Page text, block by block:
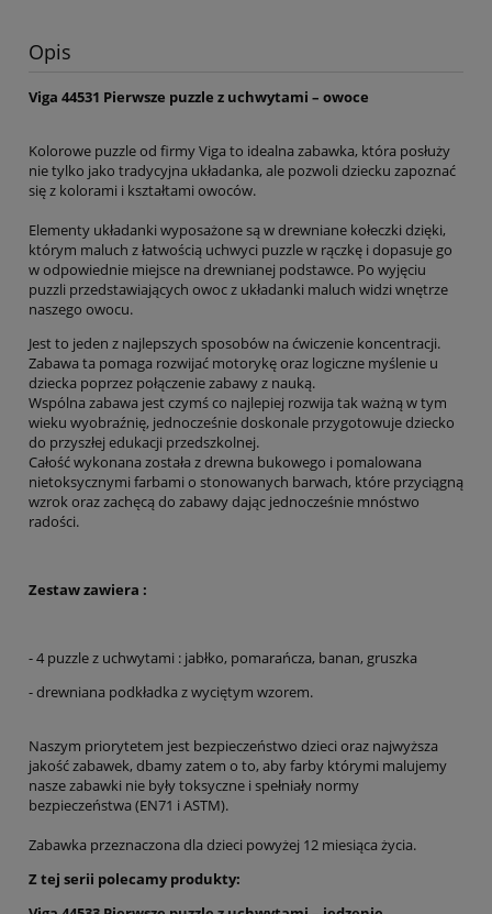
Opis
Viga 44531 Pierwsze puzzle z uchwytami – owoce
Kolorowe puzzle od firmy Viga to idealna zabawka, która posłuży
nie tylko jako tradycyjna układanka, ale pozwoli dziecku zapoznać
się z kolorami i kształtami owoców.
Elementy układanki wyposażone są w drewniane kołeczki dzięki,
którym maluch z łatwością uchwyci puzzle w rączkę i dopasuje go
w odpowiednie miejsce na drewnianej podstawce. Po wyjęciu
puzzli przedstawiających owoc z układanki maluch widzi wnętrze
naszego owocu.
Jest to jeden z najlepszych sposobów na ćwiczenie koncentracji.
Zabawa ta pomaga rozwijać motorykę oraz logiczne myślenie u
dziecka poprzez połączenie zabawy z nauką.
Wspólna zabawa jest czymś co najlepiej rozwija tak ważną w tym
wieku wyobraźnię, jednocześnie doskonale przygotowuje dziecko
do przyszłej edukacji przedszkolnej.
Całość wykonana została z drewna bukowego i pomalowana
nietoksycznymi farbami o stonowanych barwach, które przyciągną
wzrok oraz zachęcą do zabawy dając jednocześnie mnóstwo
radości.
Zestaw zawiera :
- 4 puzzle z uchwytami : jabłko, pomarańcza, banan, gruszka
- drewniana podkładka z wyciętym wzorem.
Naszym priorytetem jest bezpieczeństwo dzieci oraz najwyższa
jakość zabawek, dbamy zatem o to, aby farby którymi malujemy
nasze zabawki nie były toksyczne i spełniały normy
bezpieczeństwa (EN71 i ASTM).
Zabawka przeznaczona dla dzieci powyżej 12 miesiąca życia.
Z tej serii polecamy produkty: